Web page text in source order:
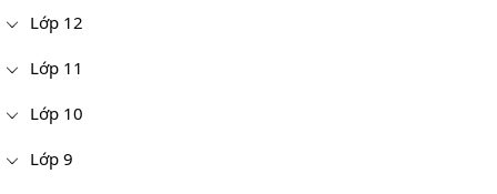
Lớp 12
Lớp 11
Lớp 10
Lớp 9